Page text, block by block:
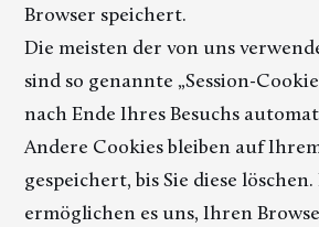
Browser speichert.
Die meisten der von uns
sind so genannte „Session-
nach Ende Ihres Besuchs
Andere Cookies bleiben auf
gespeichert, bis Sie diese
ermöglichen es uns, Ihren